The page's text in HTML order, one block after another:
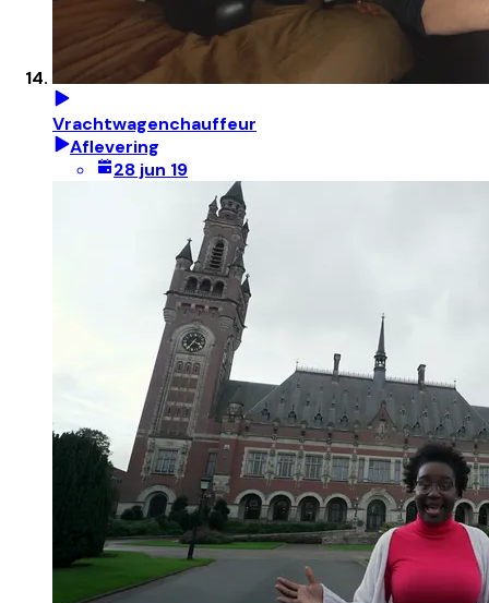
Vrachtwagenchauffeur
Aflevering
28 jun 19